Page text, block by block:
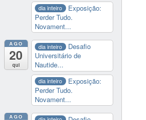
dia inteiro
Exposição:
Perder Tudo.
Novament...
AGO
20
qui
dia inteiro
Desafio
Universitário de
Nautide...
dia inteiro
Exposição:
Perder Tudo.
Novament...
AGO